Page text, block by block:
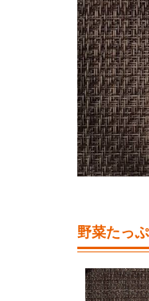
野菜たっ